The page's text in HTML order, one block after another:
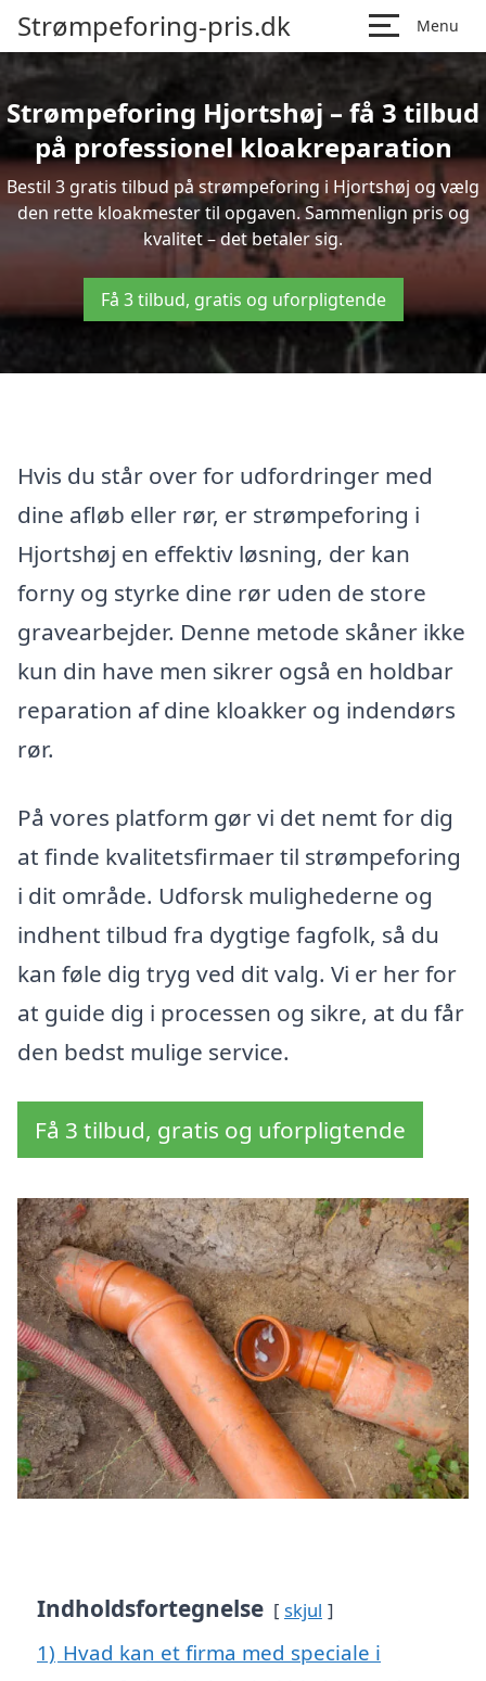
Strømpeforing-pris.dk Menu
Strømpeforing Hjortshøj – få 3 tilbud
på professionel kloakreparation
Bestil 3 gratis tilbud på strømpeforing i Hjortshøj og vælg
den rette kloakmester til opgaven. Sammenlign pris og
kvalitet – det betaler sig.
Få 3 tilbud, gratis og uforpligtende
Hvis du står over for udfordringer med
dine afløb eller rør, er strømpeforing i
Hjortshøj en effektiv løsning, der kan
forny og styrke dine rør uden de store
gravearbejder. Denne metode skåner ikke
kun din have men sikrer også en holdbar
reparation af dine kloakker og indendørs
rør.
På vores platform gør vi det nemt for dig
at finde kvalitetsfirmaer til strømpeforing
i dit område. Udforsk mulighederne og
indhent tilbud fra dygtige fagfolk, så du
kan føle dig tryg ved dit valg. Vi er her for
at guide dig i processen og sikre, at du får
den bedst mulige service.
Få 3 tilbud, gratis og uforpligtende
Indholdsfortegnelse skjul
1) Hvad kan et firma med speciale i